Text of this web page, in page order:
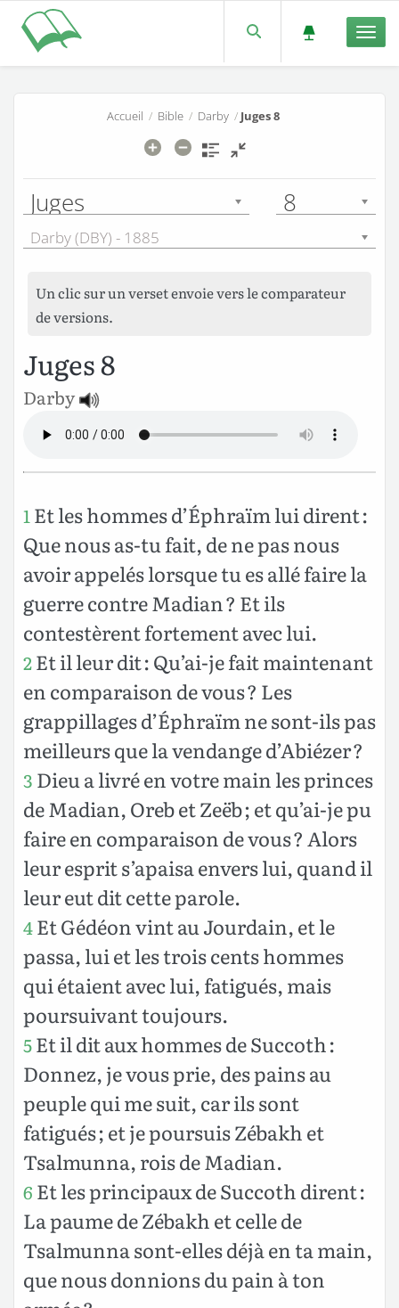
Accueil / Bible / Darby / Juges 8
Juges 8
Darby (DBY) - 1885
Un clic sur un verset envoie vers le comparateur
de versions.
Juges 8
Darby
1 Et les hommes d’Éphraïm lui dirent :
Que nous as-tu fait, de ne pas nous
avoir appelés lorsque tu es allé faire la
guerre contre Madian ? Et ils
contestèrent fortement avec lui.
2Et il leur dit : Qu’ai-je fait maintenant
en comparaison de vous ? Les
grappillages d’Éphraïm ne sont-ils pas
meilleurs que la vendange d’Abiézer ?
3 Dieu a livré en votre main les princes
de Madian, Oreb et Zeëb ; et qu’ai-je pu
faire en comparaison de vous ? Alors
leur esprit s’apaisa envers lui, quand il
leur eut dit cette parole.
4Et Gédéon vint au Jourdain, et le
passa, lui et les trois cents hommes
qui étaient avec lui, fatigués, mais
poursuivant toujours.
5Et il dit aux hommes de Succoth :
Donnez, je vous prie, des pains au
peuple qui me suit, car ils sont
fatigués ; et je poursuis Zébakh et
Tsalmunna, rois de Madian.
6 Et les principaux de Succoth dirent :
La paume de Zébakh et celle de
Tsalmunna sont-elles déjà en ta main,
que nous donnions du pain à ton